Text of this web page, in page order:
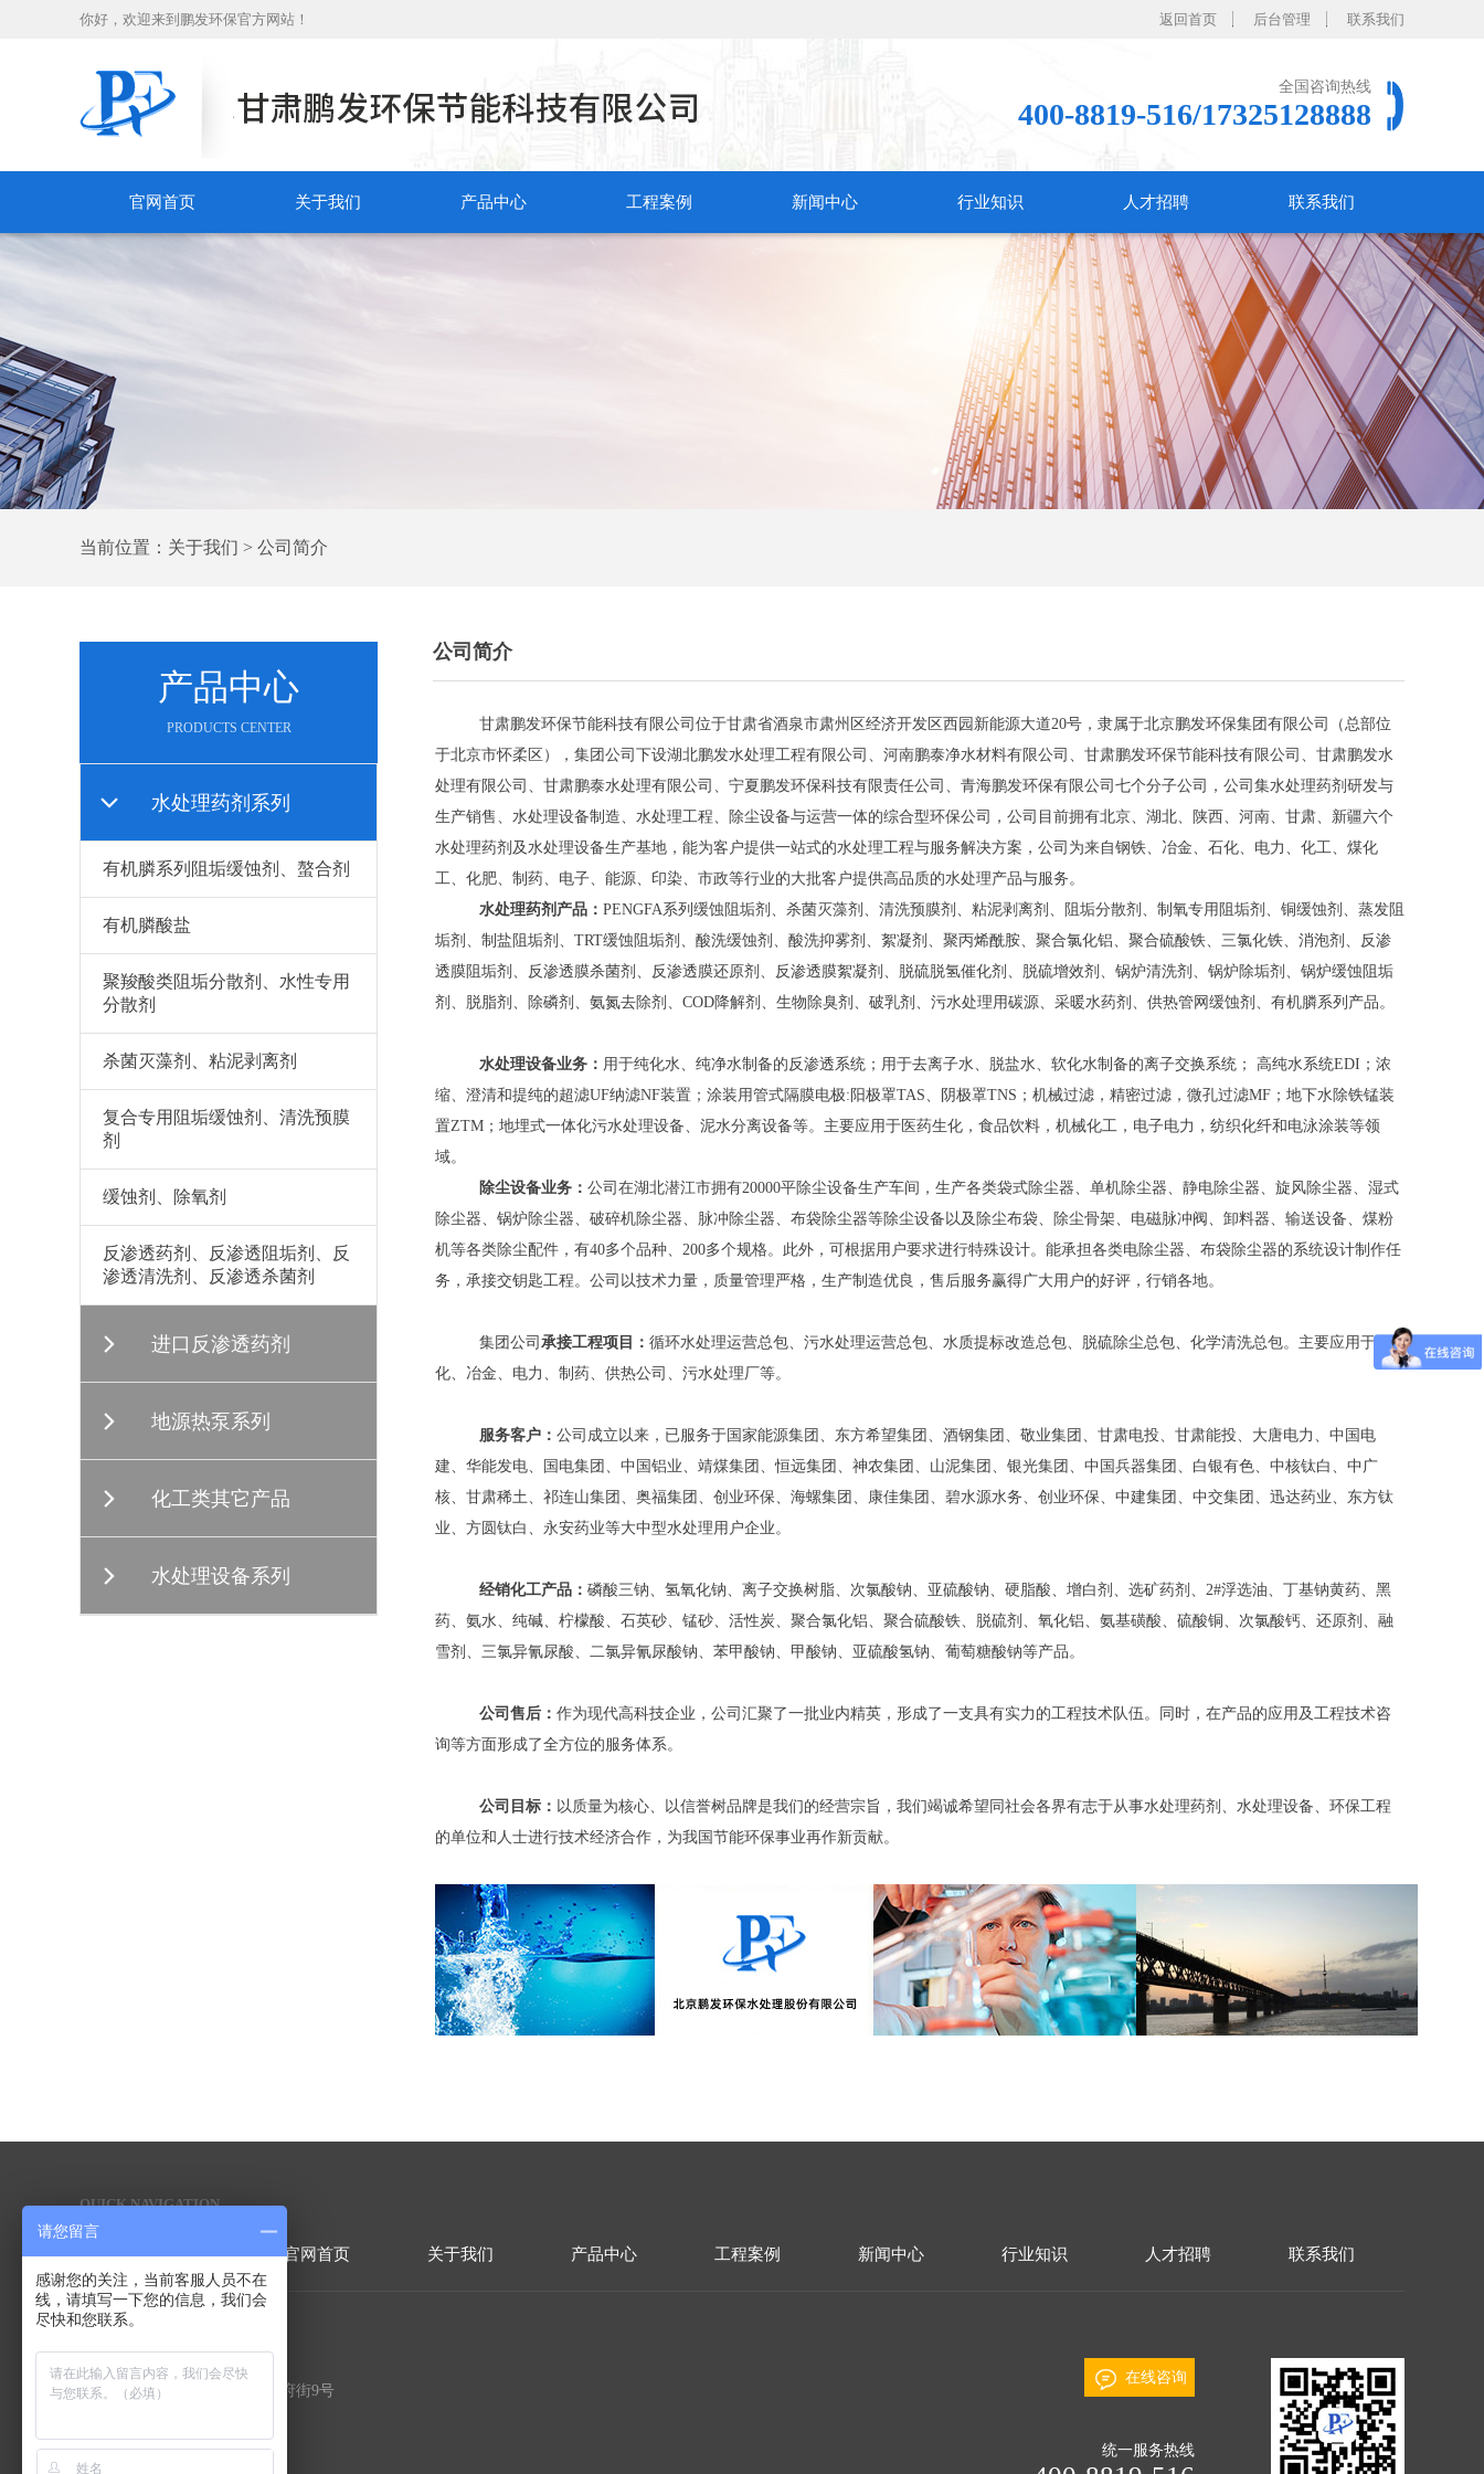
你好，欢迎来到鹏发环保官方网站！ 返回首页 后台管理 联系我们
全国咨询热线
400-8819-516/17325128888
官网首页 关于我们 产品中心 工程案例 新闻中心 行业知识 人才招聘 联系我们
当前位置：关于我们 > 公司简介
产品中心
PRODUCTS CENTER
水处理药剂系列
有机膦系列阻垢缓蚀剂、螯合剂
有机膦酸盐
聚羧酸类阻垢分散剂、水性专用
分散剂
杀菌灭藻剂、粘泥剥离剂
复合专用阻垢缓蚀剂、清洗预膜
剂
缓蚀剂、除氧剂
反渗透药剂、反渗透阻垢剂、反
渗透清洗剂、反渗透杀菌剂
进口反渗透药剂
地源热泵系列
化工类其它产品
水处理设备系列
公司简介
甘肃鹏发环保节能科技有限公司位于甘肃省酒泉市肃州区经济开发区西园新能源大道20号，隶属于北京鹏发环保集团有限公司（总部位
于北京市怀柔区），集团公司下设湖北鹏发水处理工程有限公司、河南鹏泰净水材料有限公司、甘肃鹏发环保节能科技有限公司、甘肃鹏发水
处理有限公司、甘肃鹏泰水处理有限公司、宁夏鹏发环保科技有限责任公司、青海鹏发环保有限公司七个分子公司，公司集水处理药剂研发与
生产销售、水处理设备制造、水处理工程、除尘设备与运营一体的综合型环保公司，公司目前拥有北京、湖北、陕西、河南、甘肃、新疆六个
水处理药剂及水处理设备生产基地，能为客户提供一站式的水处理工程与服务解决方案，公司为来自钢铁、冶金、石化、电力、化工、煤化
工、化肥、制药、电子、能源、印染、市政等行业的大批客户提供高品质的水处理产品与服务。
水处理药剂产品： PENGFA系列缓蚀阻垢剂、杀菌灭藻剂、清洗预膜剂、粘泥剥离剂、阻垢分散剂、制氧专用阻垢剂、铜缓蚀剂、蒸发阻
垢剂、制盐阻垢剂、TRT缓蚀阻垢剂、酸洗缓蚀剂、酸洗抑雾剂、絮凝剂、聚丙烯酰胺、聚合氯化铝、聚合硫酸铁、三氯化铁、消泡剂、反渗
透膜阻垢剂、反渗透膜杀菌剂、反渗透膜还原剂、反渗透膜絮凝剂、脱硫脱氢催化剂、脱硫增效剂、锅炉清洗剂、锅炉除垢剂、锅炉缓蚀阻垢
剂、脱脂剂、除磷剂、氨氮去除剂、COD降解剂、生物除臭剂、破乳剂、污水处理用碳源、采暖水药剂、供热管网缓蚀剂、有机膦系列产品。
水处理设备业务： 用于纯化水、纯净水制备的反渗透系统；用于去离子水、脱盐水、软化水制备的离子交换系统； 高纯水系统EDI；浓
缩、澄清和提纯的超滤UF纳滤NF装置；涂装用管式隔膜电极:阳极罩TAS、阴极罩TNS；机械过滤，精密过滤，微孔过滤MF；地下水除铁锰装
置ZTM；地埋式一体化污水处理设备、泥水分离设备等。主要应用于医药生化，食品饮料，机械化工，电子电力，纺织化纤和电泳涂装等领
域。
除尘设备业务： 公司在湖北潜江市拥有20000平除尘设备生产车间，生产各类袋式除尘器、单机除尘器、静电除尘器、旋风除尘器、湿式
除尘器、锅炉除尘器、破碎机除尘器、脉冲除尘器、布袋除尘器等除尘设备以及除尘布袋、除尘骨架、电磁脉冲阀、卸料器、输送设备、煤粉
机等各类除尘配件，有40多个品种、200多个规格。此外，可根据用户要求进行特殊设计。能承担各类电除尘器、布袋除尘器的系统设计制作任
务，承接交钥匙工程。公司以技术力量，质量管理严格，生产制造优良，售后服务赢得广大用户的好评，行销各地。
集团公司 承接工程项目： 循环水处理运营总包、污水处理运营总包、水质提标改造总包、脱硫除尘总包、化学清洗总包。主要应用于石
化、冶金、电力、制药、供热公司、污水处理厂等。
服务客户： 公司成立以来，已服务于国家能源集团、东方希望集团、酒钢集团、敬业集团、甘肃电投、甘肃能投、大唐电力、中国电
建、华能发电、国电集团、中国铝业、靖煤集团、恒远集团、神农集团、山泥集团、银光集团、中国兵器集团、白银有色、中核钛白、中广
核、甘肃稀土、祁连山集团、奥福集团、创业环保、海螺集团、康佳集团、碧水源水务、创业环保、中建集团、中交集团、迅达药业、东方钛
业、方圆钛白、永安药业等大中型水处理用户企业。
经销化工产品： 磷酸三钠、氢氧化钠、离子交换树脂、次氯酸钠、亚硫酸钠、硬脂酸、增白剂、选矿药剂、2#浮选油、丁基钠黄药、黑
药、氨水、纯碱、柠檬酸、石英砂、锰砂、活性炭、聚合氯化铝、聚合硫酸铁、脱硫剂、氧化铝、氨基磺酸、硫酸铜、次氯酸钙、还原剂、融
雪剂、三氯异氰尿酸、二氯异氰尿酸钠、苯甲酸钠、甲酸钠、亚硫酸氢钠、葡萄糖酸钠等产品。
公司售后： 作为现代高科技企业，公司汇聚了一批业内精英，形成了一支具有实力的工程技术队伍。同时，在产品的应用及工程技术咨
询等方面形成了全方位的服务体系。
公司目标： 以质量为核心、以信誉树品牌是我们的经营宗旨，我们竭诚希望同社会各界有志于从事水处理药剂、水处理设备、环保工程
的单位和人士进行技术经济合作，为我国节能环保事业再作新贡献。
QUICK NAVIGATION
快捷导航
官网首页 关于我们 产品中心 工程案例 新闻中心 行业知识 人才招聘 联系我们
地址：北京市顺义区北务镇政府街9号
在线咨询
统一服务热线
请您留言
感谢您的关注，当前客服人员不在
线，请填写一下您的信息，我们会
尽快和您联系。